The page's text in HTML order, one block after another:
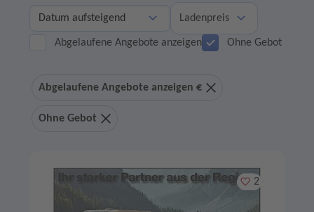
Ladenpreis
Abgelaufene Angebote anzeigen Ohne Gebot
Abgelaufene Angebote anzeigen €
Ohne Gebot
Merken
2